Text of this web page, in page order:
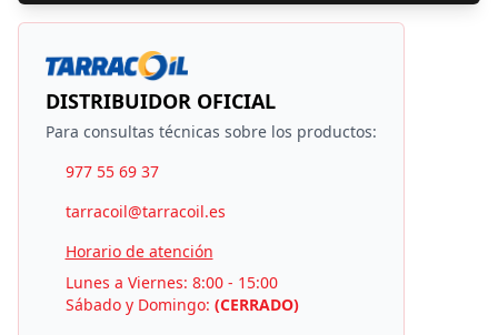
DISTRIBUIDOR OFICIAL
Para consultas técnicas sobre los productos:
977 55 69 37
tarracoil@tarracoil.es
Horario de atención
Lunes a Viernes: 8:00 - 15:00
Sábado y Domingo: (CERRADO)